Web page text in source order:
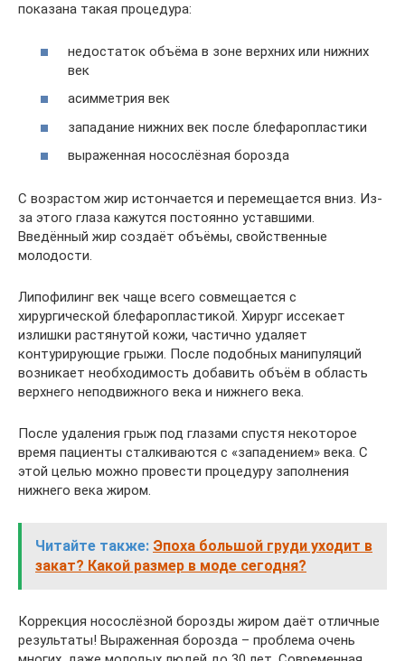
показана такая процедура:
недостаток объёма в зоне верхних или нижних
век
асимметрия век
западание нижних век после блефаропластики
выраженная носослёзная борозда
С возрастом жир истончается и перемещается вниз. Из-
за этого глаза кажутся постоянно уставшими.
Введённый жир создаёт объёмы, свойственные
молодости.
Липофилинг век чаще всего совмещается с
хирургической блефаропластикой. Хирург иссекает
излишки растянутой кожи, частично удаляет
контурирующие грыжи. После подобных манипуляций
возникает необходимость добавить объём в область
верхнего неподвижного века и нижнего века.
После удаления грыж под глазами спустя некоторое
время пациенты сталкиваются с «западением» века. С
этой целью можно провести процедуру заполнения
нижнего века жиром.
Читайте также: Эпоха большой груди уходит в
закат? Какой размер в моде сегодня?
Коррекция носослёзной борозды жиром даёт отличные
результаты! Выраженная борозда – проблема очень